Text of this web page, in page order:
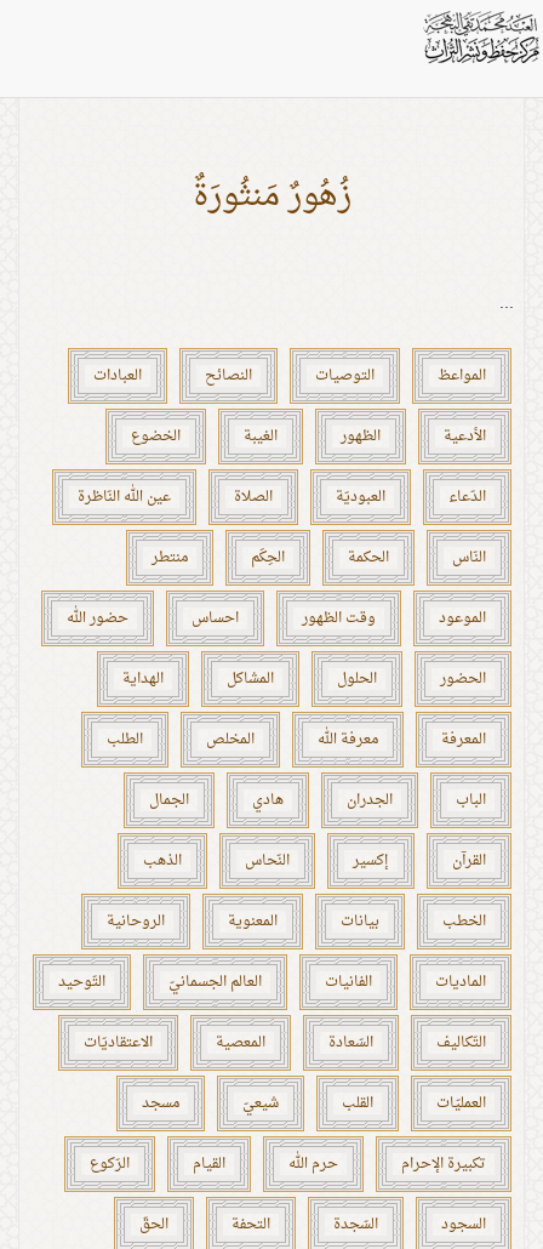
بطاقات: عين الله النّاظرة
زُهُورٌ مَنثُورَةٌ
...
المواعظ التوصيات النصائح العبادات
الأدعية الظهور الغيبة الخضوع
الدّعاء العبوديّة الصلاة عين الله النّاظرة
النّاس الحكمة الحِكَم منتطر
الموعود وقت الظهور احساس حضور الله
الحضور الحلول المشاكل الهداية
المعرفة معرفة الله المخلص الطلب
الباب الجدران هادي الجمال
القرآن إكسير النّحاس الذهب
الخطب بيانات المعنوية الروحانية
الماديات الفانيات العالم الجسمانيّ التّوحيد
التّكاليف السّعادة المعصية الاعتقاديّات
العمليّات القلب شيعيّ مسجد
تكبيرة الإحرام حرم الله القيام الرّكوع
السجود السّجدة التحفة الحقّ